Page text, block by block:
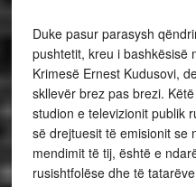
Duke pasur parasysh
pushtetit, kreu i bashkësisë
Krimesë Ernest Kudusovi,
skllevër brez pas brezi.
studion e televizionit publik
së drejtuesit të emisionit se
mendimit të tij, është e
rusishtfolëse dhe të